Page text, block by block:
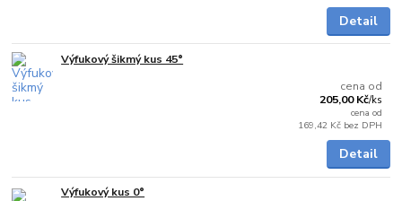
Detail
Výfukový šikmý kus 45°
cena od
205,00 Kč/ks
cena od
169,42 Kč bez DPH
Detail
Výfukový kus 0°